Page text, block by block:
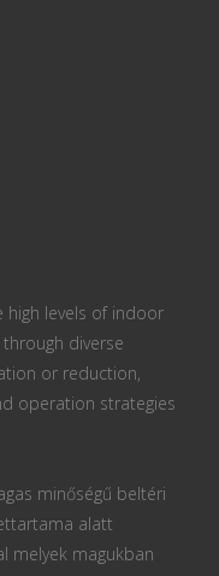
high levels of indoor
diverse
or reduction,
operation strategies
minőségű beltéri
alatt
melyek magukban